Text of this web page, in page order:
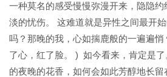
一种莫名的感受慢慢弥漫开来，隐隐
淡的忧伤。 这难道就是异性之间最开
吗？那晚的我，心如揣鹿般的一遍遍
了心，红了脸。 ) 如今看来，肯定是
的夜晚的花香，如何会如此芳醇地长